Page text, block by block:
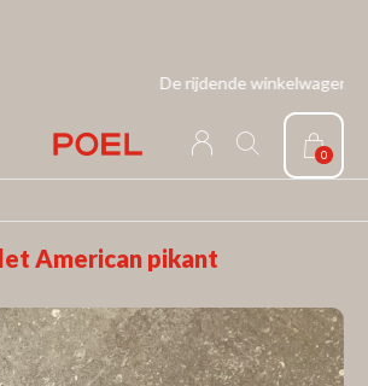
0
De rijdende winkelwagen
American pikant